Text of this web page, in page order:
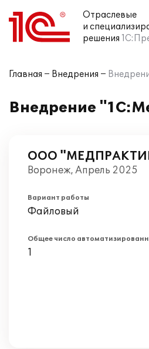
Отраслевые
и
решения
Главная Внедрения
Внедрение
ООО
Воронеж, Апрель 2025
Вариант работы
Файловый
Общее число
1